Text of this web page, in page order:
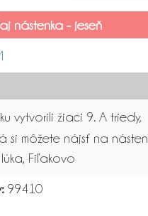
nástenka - jeseň
vytvorili žiaci 9. A triedy,
si môžete nájsť na
Fiľakovo
99410